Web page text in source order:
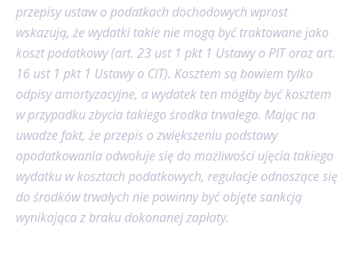
przepisy ustaw o podatkach dochodowych wprost
wskazują, że wydatki takie nie mogą być traktowane jako
koszt podatkowy (art. 23 ust 1 pkt 1 Ustawy o PIT oraz art.
16 ust 1 pkt 1 Ustawy o CIT). Kosztem są bowiem tylko
odpisy amortyzacyjne, a wydatek ten mógłby być kosztem
w przypadku zbycia takiego środka trwałego. Mając na
uwadze fakt, że przepis o zwiększeniu podstawy
opodatkowania odwołuje się do możliwości ujęcia takiego
wydatku w kosztach podatkowych, regulacje odnoszące się
do środków trwałych nie powinny być objęte sankcją
wynikająca z braku dokonanej zapłaty.